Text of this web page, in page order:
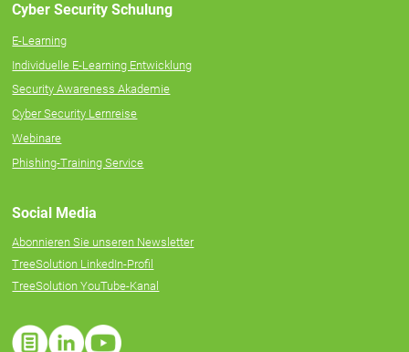
Cyber Security Schulung
E-Learning
Individuelle E‑Learning Entwicklung
Security Awareness Akademie
Cyber Security Lernreise
Webinare
Phishing-Training Service
Social Media
Abonnieren Sie unseren Newsletter
TreeSolution LinkedIn-Profil
TreeSolution YouTube-Kanal